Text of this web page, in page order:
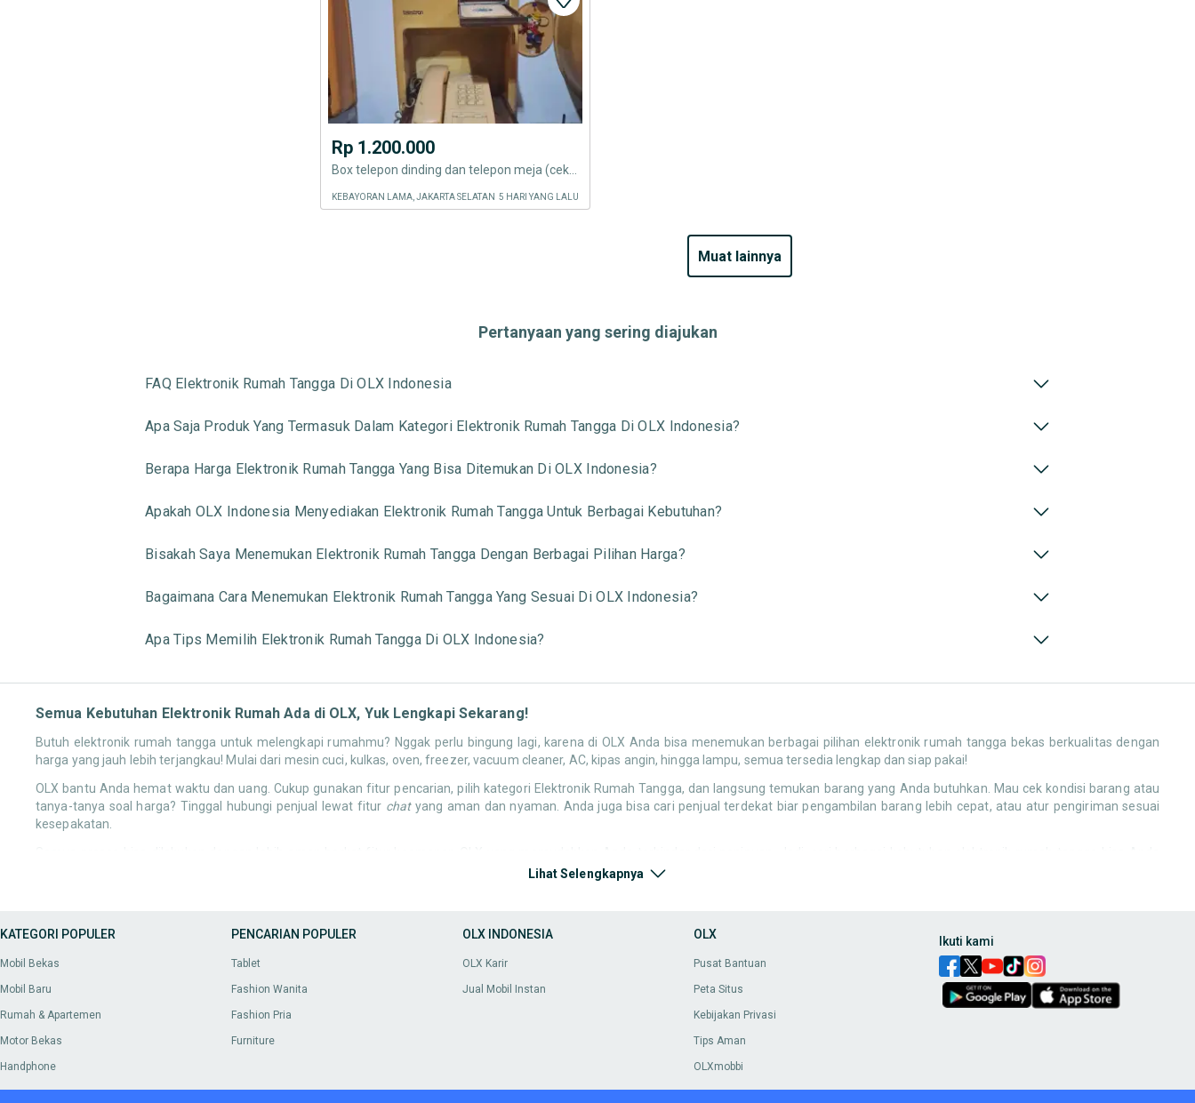
Rp 1.200.000
KEBAYORAN LAMA, JAKARTA SELATAN 5 HARI YANG LALU
muat lainnya
Pertanyaan yang sering diajukan
FAQ Elektronik Rumah Tangga Di OLX Indonesia
Apa Saja Produk Yang Termasuk Dalam Kategori Elektronik Rumah Tangga Di OLX Indonesia?
Berapa Harga Elektronik Rumah Tangga Yang Bisa Ditemukan Di OLX Indonesia?
Apakah OLX Indonesia Menyediakan Elektronik Rumah Tangga Untuk Berbagai Kebutuhan?
Bisakah Saya Menemukan Elektronik Rumah Tangga Dengan Berbagai Pilihan Harga?
Bagaimana Cara Menemukan Elektronik Rumah Tangga Yang Sesuai Di OLX Indonesia?
Apa Tips Memilih Elektronik Rumah Tangga Di OLX Indonesia?
Semua Kebutuhan Elektronik Rumah Ada di OLX, Yuk Lengkapi Sekarang!
Butuh elektronik rumah tangga untuk melengkapi rumahmu? Nggak perlu bingung lagi, karena di OLX Anda bisa menemukan berbagai pilihan elektronik rumah tangga bekas berkualitas dengan
harga yang jauh lebih terjangkau! Mulai dari mesin cuci, kulkas, oven, freezer, vacuum cleaner, AC, kipas angin, hingga lampu, semua tersedia lengkap dan siap pakai!
OLX bantu Anda hemat waktu dan uang. Cukup gunakan fitur pencarian, pilih kategori Elektronik Rumah Tangga, dan langsung temukan barang yang Anda butuhkan. Mau cek kondisi barang atau
tanya-tanya soal harga? Tinggal hubungi penjual lewat fitur chatyang aman dan nyaman. Anda juga bisa cari penjual terdekat biar pengambilan barang lebih cepat, atau atur pengiriman sesuai
kesepakatan.
temukan di OLX! Yuk, lengkapi rumah impianmu sekarang lewat OLX! Anda juga bisa mengecek berbagaikebutuhan rumah tangga lainnya di OLX
Kebutuhan Peralatan Bangunan & Material : Anda bisa mencari peralatan bangunan dan material bekas yang masih fungsional dan layak pakai. Dari perkakas tangan, sisa keramik, hingga kabel
Kebutuhan Perlengkapan Rumah & Dapur
: Cari banyak peralatan bangunan dan material bekas yang masih fungsional dan layak pakai di OLX. Dari perkakas tangan, sisa keramik, hingga kabel
bekas berkualitas, Anda bisa menemukan apa yang dibutuhkan tanpa harus membeli barang baru dengan harga mahal.
: Mungkin Anda ingin menambah bangku taman bekas untuk bersantai di sore hari, atau mencari lampu taman bekas untuk melengkapi suasana. Banyak barang
bekas yang kondisinya masih bagus dan siap digunakan untuk mempercantik area luar rumah Anda tanpa harus membeli baru, sehingga serasi dengan barang-barang berkualitas yang Anda
temukan di OLX.
Selain kategori utama elektronik rumah tangga dan perlengkapan besar, masih banyak kebutuhan rumah tangga lainnya yang bisa Anda temukan di OLX
untuk perangkat elektronik Anda.
Lihat Selengkapnya
KATEGORI POPULER
Mobil Bekas
Mobil Baru
Rumah & Apartemen
Motor Bekas
Handphone
PENCARIAN POPULER
Tablet
Fashion Wanita
Fashion Pria
Furniture
OLX INDONESIA
OLX Karir
Jual Mobil Instan
OLX
Pusat Bantuan
Peta Situs
Kebijakan Privasi
Tips Aman
OLXmobbi
Ikuti kami